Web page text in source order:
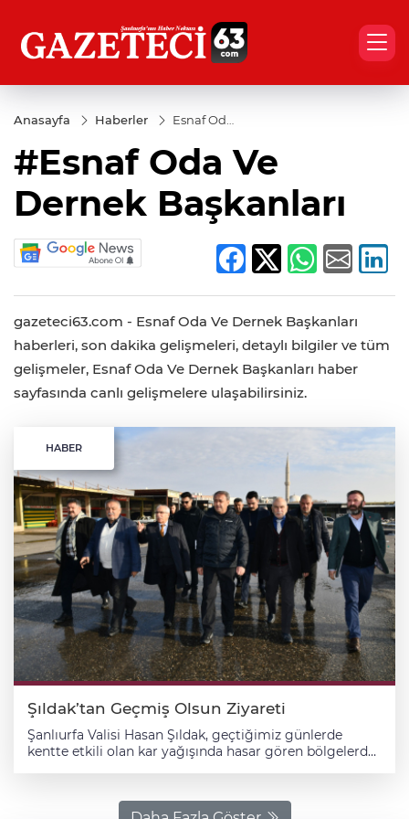
Anasayfa Haberler
Esnaf Oda
Başkanları
#Esnaf Oda Ve
Dernek Başkanları
gazeteci63.com - Esnaf Oda Ve Dernek Başkanları
haberleri, son dakika gelişmeleri, detaylı bilgiler ve tüm
gelişmeler, Esnaf Oda Ve Dernek Başkanları haber
sayfasında canlı gelişmelere ulaşabilirsiniz.
HABER
Şıldak’tan Geçmiş Olsun Ziyareti
Şanlıurfa Valisi Hasan Şıldak, geçtiğimiz günlerde
kentte etkili olan kar yağışında hasar gören bölgelerde
Keskin Buğday Pazarı, Meyve ve Sebze Hali ile Şireciler